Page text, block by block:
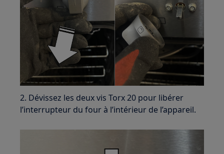
2. Dévissez les deux vis Torx 20 pour libérer
l’interrupteur du four à l’intérieur de l’appareil.